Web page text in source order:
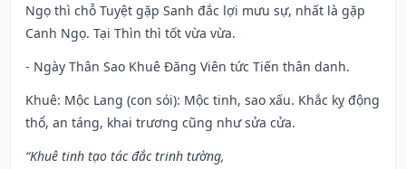
Ngọ thì chỗ Tuyệt gặp Sanh đắc lợi mưu sự, nhất là gặp
Canh Ngọ. Tại Thìn thì tốt vừa vừa.
- Ngày Thân Sao Khuê Đăng Viên tức Tiến thân danh.
Khuê: Mộc Lang (con sói): Mộc tinh, sao xấu. Khắc kỵ động
thổ, an táng, khai trương cũng như sửa cửa.
“Khuê tinh tạo tác đắc trinh tường,